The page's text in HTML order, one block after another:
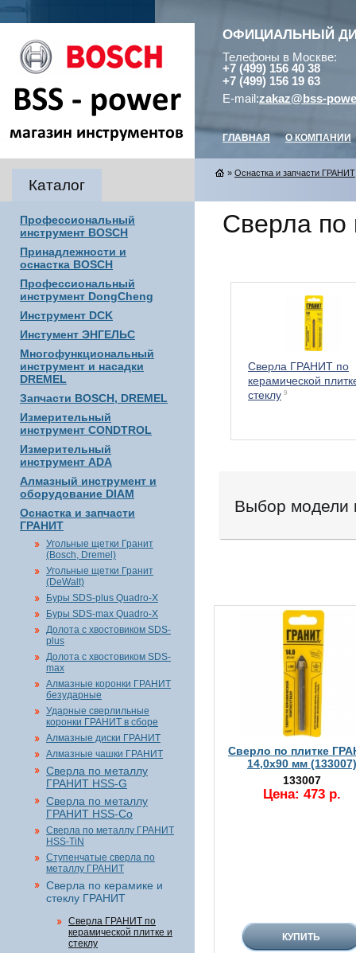
ОФИЦИАЛЬНЫЙ
Телефоны в Москве:
+7 (499) 156 40 38
+7 (499) 156 19 63
E-mail:zakaz@bss-
ГЛАВНАЯ О КОМПАНИИ
Каталог
Профессиональный
инструмент BOSCH
Принадлежности и
оснастка BOSCH
Профессиональный
инструмент DongCheng
Инструмент DCK
Инстумент ЭНГЕЛЬС
Многофункциональный
инструмент и насадки
DREMEL
Запчасти BOSCH, DREMEL
Измерительный
инструмент CONDTROL
Измерительный
инструмент ADA
Алмазный инструмент и
оборудование DIAM
Оснастка и запчасти
ГРАНИТ
Угольные щетки Гранит
(Bosch, Dremel)
Угольные щетки Гранит
(DeWalt)
Буры SDS-plus Quadro-X
Буры SDS-max Quadro-X
Долота с хвостовиком SDS-
plus
Долота с хвостовиком SDS-
max
Алмазные коронки ГРАНИТ
безударные
Ударные сверлильные
коронки ГРАНИТ в сборе
Алмазные диски ГРАНИТ
Алмазные чашки ГРАНИТ
Сверла по металлу
ГРАНИТ HSS-G
Сверла по металлу
ГРАНИТ HSS-Co
Сверла по металлу ГРАНИТ
HSS-TiN
Ступенчатые сверла по
металлу ГРАНИТ
Сверла по керамике и
стеклу ГРАНИТ
Сверла ГРАНИТ по
керамической плитке и
стеклу
» Оснастка и запчасти ГРАНИТ
Сверла по
Сверла ГРАНИТ по
керамической
стеклу 9
Выбор модели
Сверло по плитке
14,0х90 мм (133007)
133007
Цена: 473 р.